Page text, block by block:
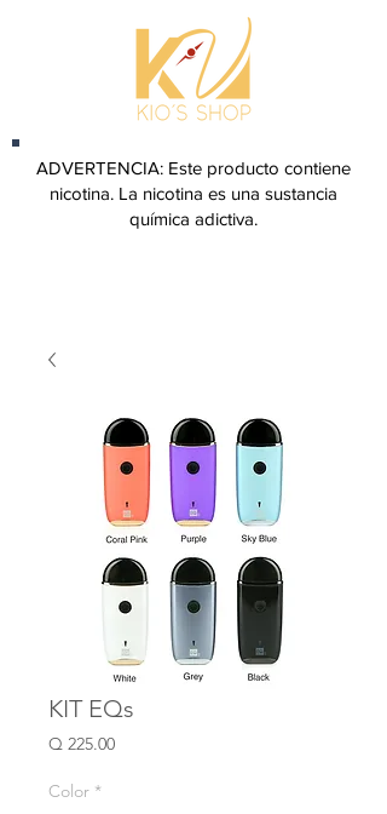
ADVERTENCIA: Este producto contiene
nicotina. La nicotina es una sustancia
química adictiva.
KIT EQs
Q 225.00Precio
Color *